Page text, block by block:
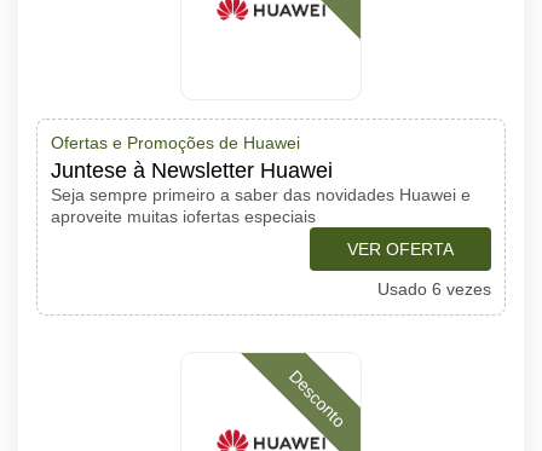
Ofertas e Promoções de Huawei
Juntese à Newsletter Huawei
Seja sempre primeiro a saber das novidades Huawei e
aproveite muitas iofertas especiais
VER OFERTA
Usado 6 vezes
Desconto